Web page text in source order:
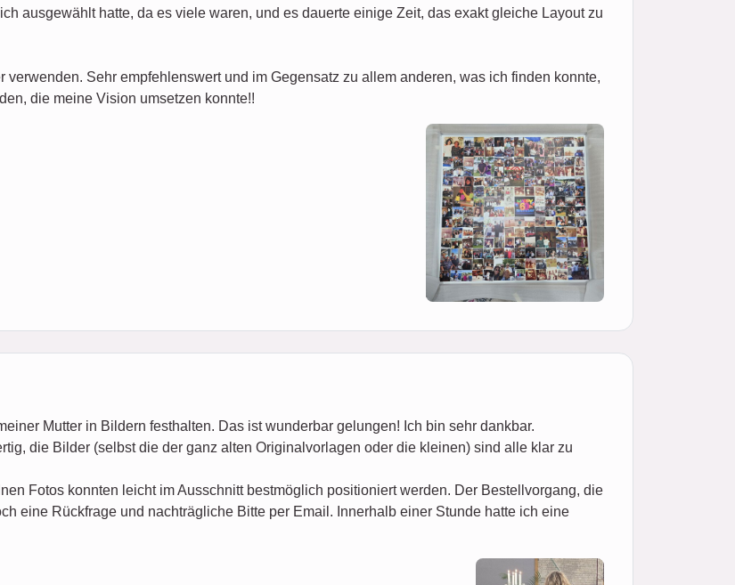
ausgewählt hatte, da es viele waren, und es dauerte einige Zeit, das exakt gleiche Layout zu
Sehr empfehlenswert und im Gegensatz zu allem anderen, was ich finden konnte,
die meine Vision umsetzen konnte!!
Mutter in Bildern festhalten. Das ist wunderbar gelungen! Ich bin sehr dankbar.
die Bilder (selbst die der ganz alten Originalvorlagen oder die kleinen) sind alle klar zu
Fotos konnten leicht im Ausschnitt bestmöglich positioniert werden. Der Bestellvorgang, die
eine Rückfrage und nachträgliche Bitte per Email. Innerhalb einer Stunde hatte ich eine